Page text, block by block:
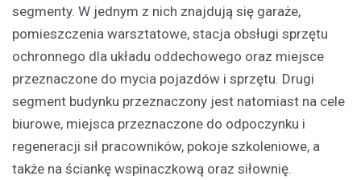
segmenty. W jednym z nich znajdują się garaże,
pomieszczenia warsztatowe, stacja obsługi sprzętu
ochronnego dla układu oddechowego oraz miejsce
przeznaczone do mycia pojazdów i sprzętu. Drugi
segment budynku przeznaczony jest natomiast na cele
biurowe, miejsca przeznaczone do odpoczynku i
regeneracji sił pracowników, pokoje szkoleniowe, a
także na ściankę wspinaczkową oraz siłownię.